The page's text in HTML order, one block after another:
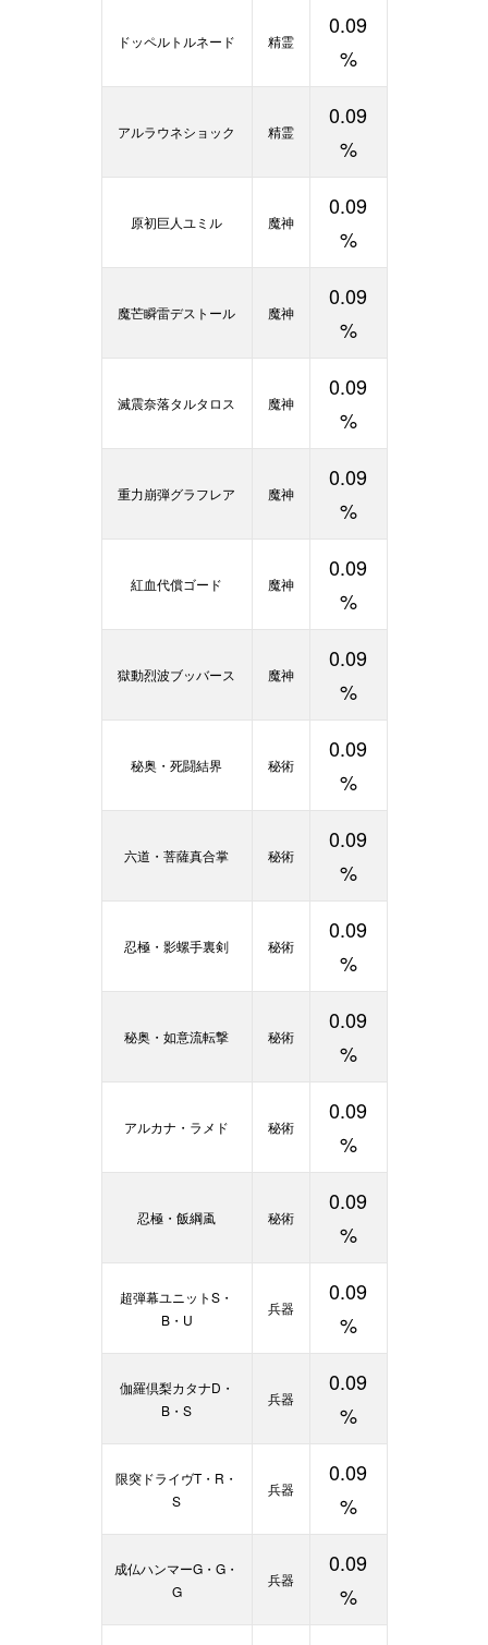
ドッペルトルネード 精霊
0.09
%
アルラウネショック 精霊
0.09
%
原初巨人ユミル 魔神
0.09
%
魔芒瞬雷デストール 魔神
0.09
%
滅震奈落タルタロス 魔神
0.09
%
重力崩弾グラフレア 魔神
0.09
%
紅血代償ゴード 魔神
0.09
%
獄動烈波ブッバース 魔神
0.09
%
秘奥・死闘結界 秘術
0.09
%
六道・菩薩真合掌 秘術
0.09
%
忍極・影螺手裏剣 秘術
0.09
%
秘奥・如意流転撃 秘術
0.09
%
アルカナ・ラメド 秘術
0.09
%
忍極・飯綱颪 秘術
0.09
%
超弾幕ユニットS・
B・U
兵器
0.09
%
伽羅倶梨カタナD・
B・S
兵器
0.09
%
限突ドライヴT・R・
S
兵器
0.09
%
成仏ハンマーG・G・
G
兵器
0.09
%